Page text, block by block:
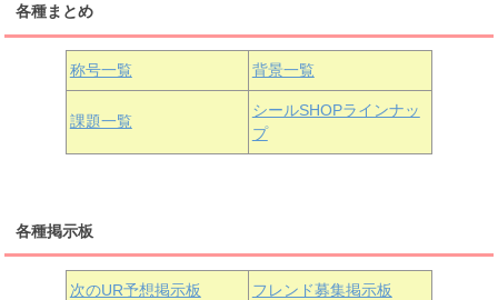
津島善子 黒澤ルビィ
浦の星女学院3年生
黒澤ダイヤ
中須かすみ 天王寺璃奈
各種まとめ
称号一覧 背景一覧
課題一覧
シールSHOPラインナッ
プ
各種掲示板
次のUR予想掲示板 フレンド募集掲示板